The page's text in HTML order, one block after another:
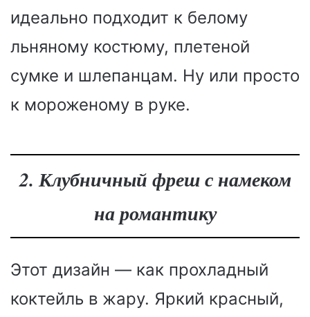
идеально подходит к белому
льняному костюму, плетеной
сумке и шлепанцам. Ну или просто
к мороженому в руке.
2. Клубничный фреш с намеком
на романтику
Этот дизайн — как прохладный
коктейль в жару. Яркий красный,